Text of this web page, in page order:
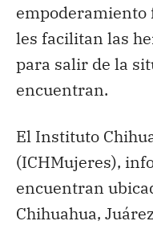
empoderamiento
les facilitan las
para salir de la
encuentran.
El Instituto
(ICHMujeres),
encuentran
Chihuahua,